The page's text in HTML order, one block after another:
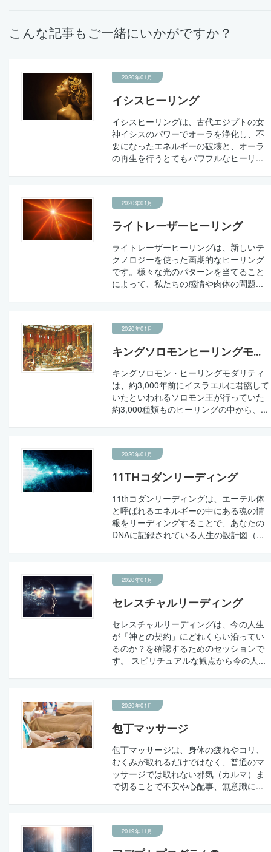
こんな記事もご一緒にいかがですか？
2020年01月
イシスヒーリング
イシスヒーリングは、古代エジプトの女
神イシスのパワーでオーラを浄化し、不
要になったエネルギーの破壊と、オーラ
の再生を行うとてもパワフルなヒーリ...
2020年01月
ライトレーザーヒーリング
ライトレーザーヒーリングは、新しいテ
クノロジーを使った画期的なヒーリング
です。様々な光のパターンを当てること
によって、私たちの感情や肉体の問題...
2020年01月
キングソロモンヒーリングモ...
キングソロモン・ヒーリングモダリティ
は、約3,000年前にイスラエルに君臨して
いたといわれるソロモン王が行っていた
約3,000種類ものヒーリングの中から、...
2020年01月
11THコダンリーディング
11thコダンリーディングは、エーテル体
と呼ばれるエネルギーの中にある魂の情
報をリーディングすることで、あなたの
DNAに記録されている人生の設計図（...
2020年01月
セレスチャルリーディング
セレスチャルリーディングは、今の人生
が「神との契約」にどれくらい沿ってい
るのか？を確認するためのセッションで
す。 スピリチュアルな観点から今の人...
2020年01月
包丁マッサージ
包丁マッサージは、身体の疲れやコリ、
むくみが取れるだけではなく、普通のマ
ッサージでは取れない邪気（カルマ）ま
で切ることで不安や心配事、無意識に...
2019年11月